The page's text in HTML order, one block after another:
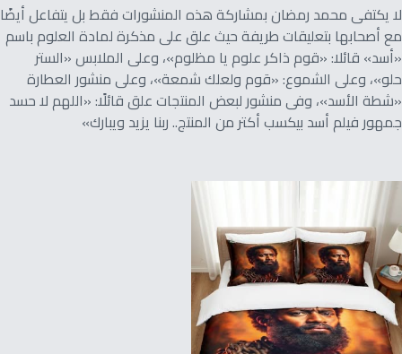
لا يكتفى محمد رمضان بمشاركة هذه المنشورات فقط بل يتفاعل أيضًا
مع أصحابها بتعليقات طريفة حيث علق على مذكرة لمادة العلوم باسم
«أسد» قائلا: «قوم ذاكر علوم يا مظلوم»، وعلى الملابس «الستر
حلو»، وعلى الشموع: «قوم ولعلك شمعة»، وعلى منشور العطارة
«شطة الأسد»، وفى منشور لبعض المنتجات علق قائلًا: «اللهم لا حسد
جمهور فيلم أسد بيكسب أكتر من المنتج.. ربنا يزيد ويبارك»